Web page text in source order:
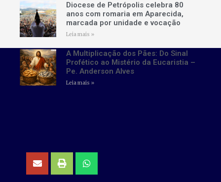
Diocese de Petrópolis celebra 80
anos com romaria em Aparecida,
marcada por unidade e vocação
Leia mais »
A Multiplicação dos Pães: Do Sinal
Profético ao Mistério da Eucaristia –
Pe. Anderson Alves
Leia mais »